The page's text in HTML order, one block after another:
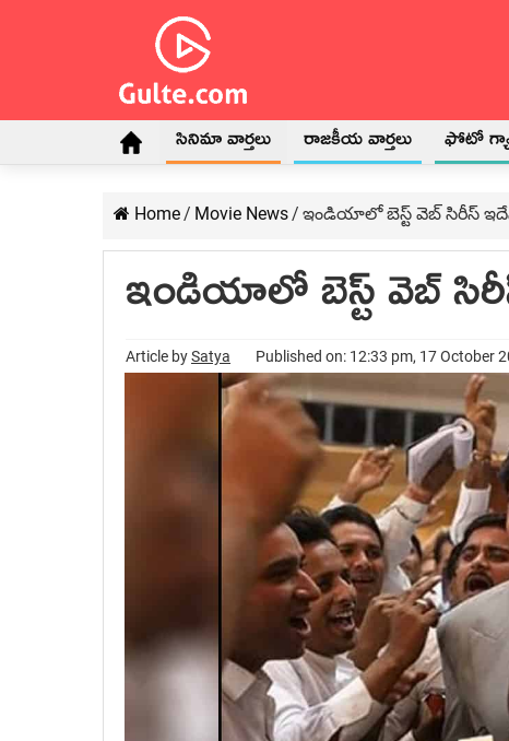
సినిమా వార్తలు రాజకీయ వార్తలు ఫోటో
Home/ Movie News/ ఇండియాలో బెస్ట్ వెబ్ సిరీస్
ఇండియాలో బెస్ట్ వెబ్
Article bySatya Published on: 12:33 pm, 17 October